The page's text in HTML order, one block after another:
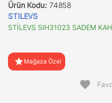
Ürün Kodu: 74858
STILEVS
STİLEVS SIH31023 SADEM
star Mağaza Özel
favorite